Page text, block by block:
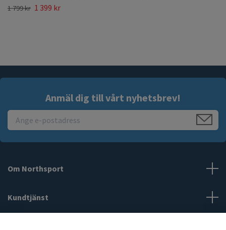
1 799 kr 1 399 kr
Anmäl dig till vårt nyhetsbrev!
Om Northsport
Kundtjänst